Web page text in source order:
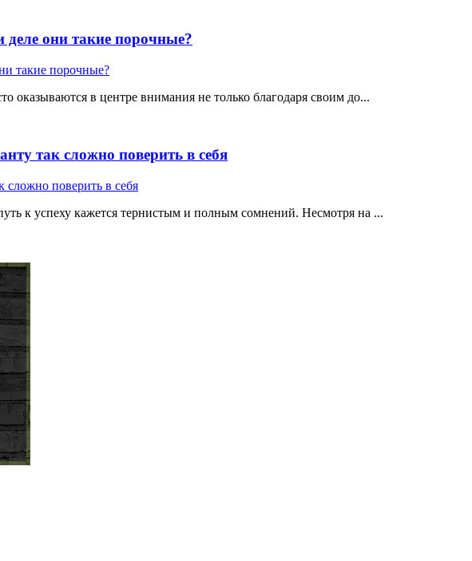
они такие порочные?
оказываются в центре внимания не только благодаря своим до...
так сложно поверить в себя
к успеху кажется тернистым и полным сомнений. Несмотря на ...